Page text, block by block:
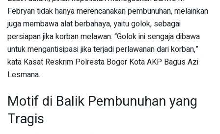
Febryan tidak hanya merencanakan pembunuhan, melainkan
juga membawa alat berbahaya, yaitu golok, sebagai
persiapan jika korban melawan. “Golok ini sengaja dibawa
untuk mengantisipasi jika terjadi perlawanan dari korban,”
kata Kasat Reskrim Polresta Bogor Kota AKP Bagus Azi
Lesmana.
Motif di Balik Pembunuhan yang
Tragis